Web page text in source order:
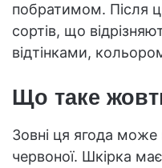
побратимом. Після
сортів, що
відтінками,
Що таке
Зовні ця ягода може
червоної. Шкірка